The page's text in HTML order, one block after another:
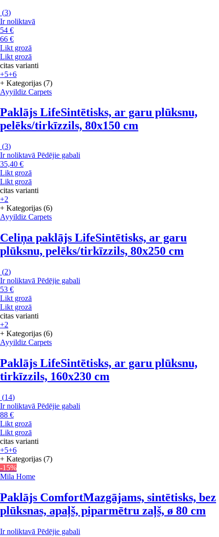
(3)
Ir noliktavā
54 €
66 €
Likt grozā
Likt grozā
citas varianti
+5+6
+ Kategorijas (7)
Ayyildiz Carpets
Paklājs LifeSintētisks, ar garu plūksnu,
pelēks/tirkīzzils, 80x150 cm
(3)
Ir noliktavā Pēdējie gabali
35,40 €
Likt grozā
Likt grozā
citas varianti
+2
+ Kategorijas (6)
Ayyildiz Carpets
Celiņa paklājs LifeSintētisks, ar garu
plūksnu, pelēks/tirkīzzils, 80x250 cm
(2)
Ir noliktavā Pēdējie gabali
53 €
Likt grozā
Likt grozā
citas varianti
+2
+ Kategorijas (6)
Ayyildiz Carpets
Paklājs LifeSintētisks, ar garu plūksnu,
tirkīzzils, 160x230 cm
(14)
Ir noliktavā Pēdējie gabali
88 €
Likt grozā
Likt grozā
citas varianti
+5+6
+ Kategorijas (7)
-15%
Mila Home
Paklājs ComfortMazgājams, sintētisks, bez
plūksnas, apaļš, piparmētru zaļš, ø 80 cm
Ir noliktavā Pēdējie gabali